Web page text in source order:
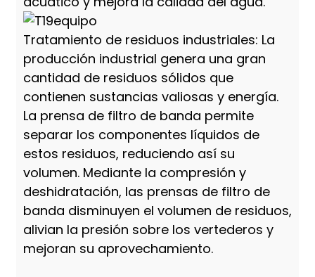
Tratamiento de residuos industriales: La
producción industrial genera una gran
cantidad de residuos sólidos que
contienen sustancias valiosas y energía.
La prensa de filtro de banda permite
separar los componentes líquidos de
estos residuos, reduciendo así su
volumen. Mediante la compresión y
deshidratación, las prensas de filtro de
banda disminuyen el volumen de residuos,
alivian la presión sobre los vertederos y
mejoran su aprovechamiento.